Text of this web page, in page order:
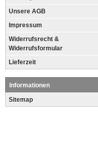
Unsere AGB
Impressum
Widerrufsrecht &
Widerrufsformular
Lieferzeit
Informationen
Sitemap